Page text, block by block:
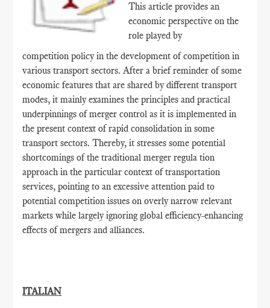
This article provides an
economic perspective on the
role played by
competition policy in the development of competition in
various transport sectors. After a brief reminder of some
economic features that are shared by different transport
modes, it mainly examines the principles and practical
underpinnings of merger control as it is implemented in
the present context of rapid consolidation in some
transport sectors. Thereby, it stresses some potential
shortcomings of the traditional merger regula tion
approach in the particular context of transportation
services, pointing to an excessive attention paid to
potential competition issues on overly narrow relevant
markets while largely ignoring global efficiency-enhancing
effects of mergers and alliances.
ITALIAN